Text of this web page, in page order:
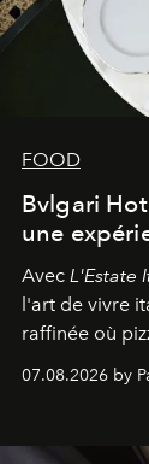
FOOD
Bvlgari
une
Avec L'Estate
l'art de vivre
raffinée où
07.08.2026 by